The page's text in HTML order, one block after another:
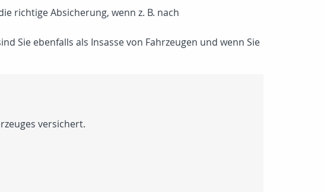
richtige Absicherung, wenn z. B. nach
Sie ebenfalls als Insasse von Fahrzeugen und wenn Sie
versichert.